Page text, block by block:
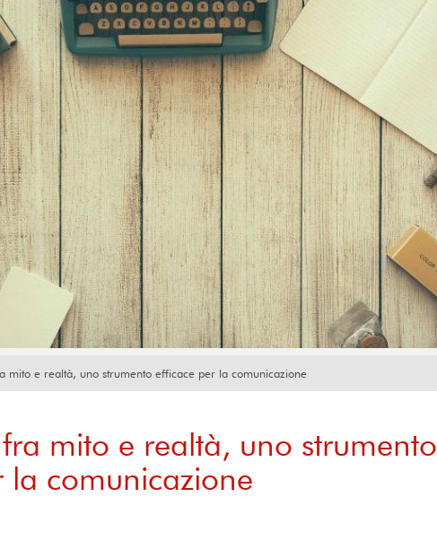
mito e realtà, uno strumento efficace per la comunicazione
mito e realtà, uno strumento
la comunicazione